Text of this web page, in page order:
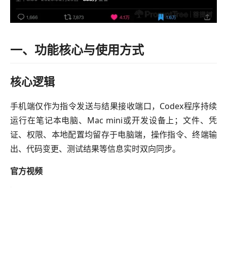
一、功能核心与使用方式
核心逻辑
手机端仅作为指令发送与结果接收端口，Codex程序持续
运行在笔记本电脑、Mac mini或开发设备上；文件、凭
证、权限、本地配置均留存于电脑端，操作指令、终端输
出、代码变更、测试结果等信息实时双向同步。
官方视频